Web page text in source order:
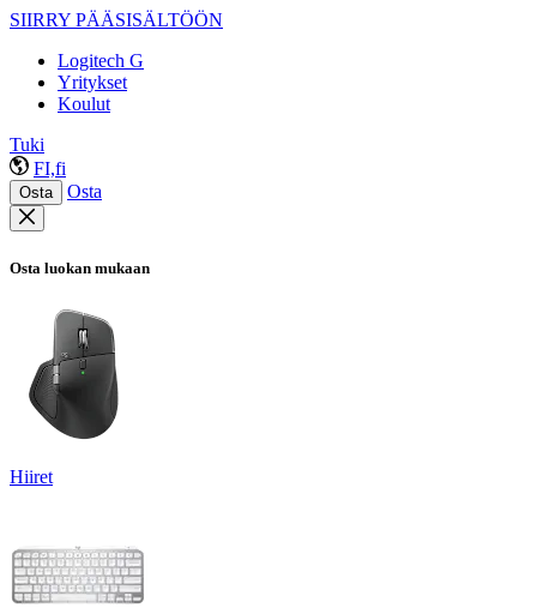
SIIRRY PÄÄSISÄLTÖÖN
Logitech G
Yritykset
Koulut
Tuki
FI,fi
Osta Osta
Osta luokan mukaan
Hiiret